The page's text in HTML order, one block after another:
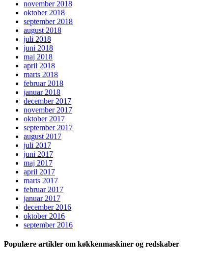
november 2018
oktober 2018
september 2018
august 2018
juli 2018
juni 2018
maj 2018
april 2018
marts 2018
februar 2018
januar 2018
december 2017
november 2017
oktober 2017
september 2017
august 2017
juli 2017
juni 2017
maj 2017
april 2017
marts 2017
februar 2017
januar 2017
december 2016
oktober 2016
september 2016
Populære artikler om køkkenmaskiner og redskaber